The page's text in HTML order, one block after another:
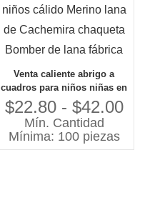
Venta caliente abrigo a
cuadros para niños niñas en
invierno 2-16 niños cálido
Merino lana de Cachemira
chaqueta Bomber de lana
fábrica
$22.80 - $42.00
Mín. Cantidad
Mínima: 100 piezas